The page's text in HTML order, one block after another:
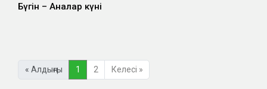
Бүгін – Аналар күні
« Алдыңғы 1 2 Келесі »